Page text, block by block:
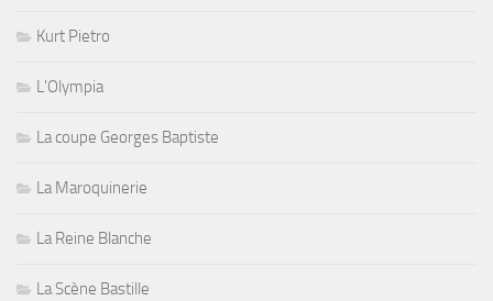
Kurt Pietro
L'Olympia
La coupe Georges Baptiste
La Maroquinerie
La Reine Blanche
La Scène Bastille